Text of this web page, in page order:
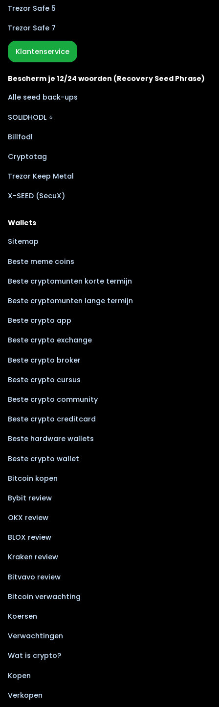
Trezor Safe 5
Trezor Safe 7
Klantenservice
Bescherm je 12/24 woorden (Recovery Seed Phrase)
Alle seed back-ups
SOLIDHODL ⭐
Billfodl
Cryptotag
Trezor Keep Metal
X-SEED (SecuX)
Wallets
Sitemap
Beste meme coins
Beste cryptomunten korte termijn
Beste cryptomunten lange termijn
Beste crypto app
Beste crypto exchange
Beste crypto broker
Beste crypto cursus
Beste crypto community
Beste crypto creditcard
Beste hardware wallets
Beste crypto wallet
Bitcoin kopen
Bybit review
OKX review
BLOX review
Kraken review
Bitvavo review
Bitcoin verwachting
Koersen
Verwachtingen
Wat is crypto?
Kopen
Verkopen